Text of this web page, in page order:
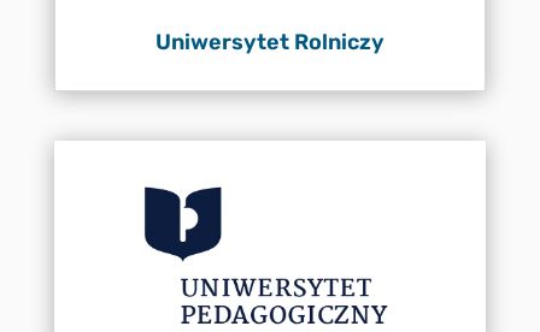
Uniwersytet Rolniczy